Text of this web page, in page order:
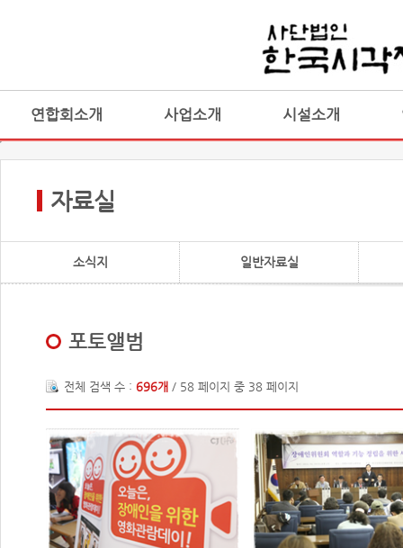
연합회소개 사업소개 시설소개
자료실
소식지 일반자료실
포토앨범
전체 검색 수 : 696개 / 58 페이지 중 38 페이지